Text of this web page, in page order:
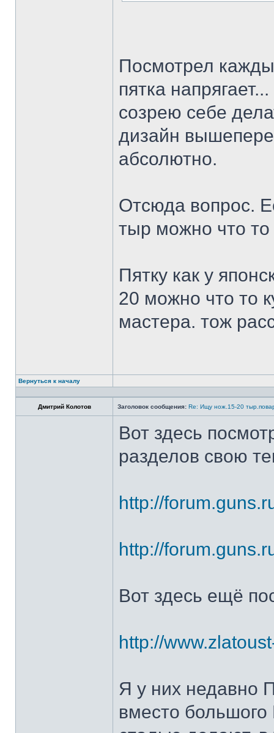
Посмотрел
пятка
созрею себе
дизайн
абсолютно.
Отсюда вопрос.
тыр можно что
Пятку как у
20 можно что то
мастера. тож
Вернуться к началу
Дмитрий Колотов Заголовок сообщения: Re: Ищу нож.15-20
Вот здесь
разделов свою
http://
http://
Вот здесь ещё
http://
Я у них недавно
вместо